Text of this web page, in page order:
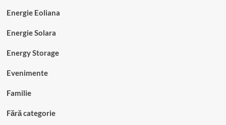
Energie Eoliana
Energie Solara
Energy Storage
Evenimente
Familie
Fără categorie